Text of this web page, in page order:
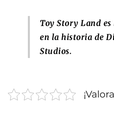
Toy Story Land
en la historia de
Studios.